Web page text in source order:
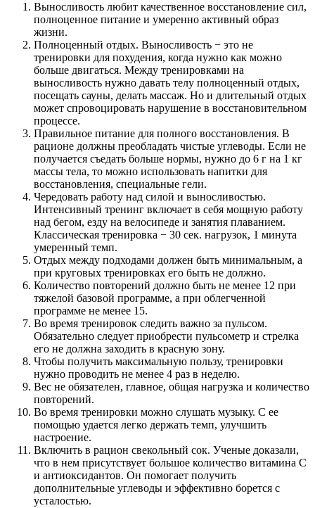
Выносливость любит качественное восстановление сил,
полноценное питание и умеренно активный образ
жизни.
Полноценный отдых. Выносливость − это не
тренировки для похудения, когда нужно как можно
больше двигаться. Между тренировками на
выносливость нужно давать телу полноценный отдых,
посещать сауны, делать массаж. Но и длительный отдых
может спровоцировать нарушение в восстановительном
процессе.
Правильное питание для полного восстановления. В
рационе должны преобладать чистые углеводы. Если не
получается съедать больше нормы, нужно до 6 г на 1 кг
массы тела, то можно использовать напитки для
восстановления, специальные гели.
Чередовать работу над силой и выносливостью.
Интенсивный тренинг включает в себя мощную работу
над бегом, езду на велосипеде и занятия плаванием.
Классическая тренировка − 30 сек. нагрузок, 1 минута
умеренный темп.
Отдых между подходами должен быть минимальным, а
при круговых тренировках его быть не должно.
Количество повторений должно быть не менее 12 при
тяжелой базовой программе, а при облегченной
программе не менее 15.
Во время тренировок следить важно за пульсом.
Обязательно следует приобрести пульсометр и стрелка
его не должна заходить в красную зону.
Чтобы получить максимальную пользу, тренировки
нужно проводить не менее 4 раз в неделю.
Вес не обязателен, главное, общая нагрузка и количество
повторений.
Во время тренировки можно слушать музыку. С ее
помощью удается легко держать темп, улучшить
настроение.
Включить в рацион свекольный сок. Ученые доказали,
что в нем присутствует большое количество витамина С
и антиоксидантов. Он помогает получить
дополнительные углеводы и эффективно борется с
усталостью.